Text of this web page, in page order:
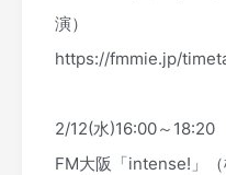
演）
https://fmmie.jp/
2/12(水)16:00～18:20
FM大阪「intense!」（